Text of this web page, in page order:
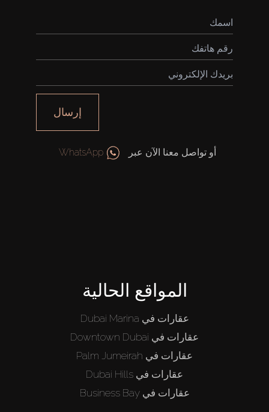
شراء
إرسال
أو تواصل معنا الآن عبر WhatsApp
المواقع الحالية
عقارات في Dubai Marina
عقارات في Downtown Dubai
عقارات في Palm Jumeirah
عقارات في Dubai Hills
عقارات في Business Bay